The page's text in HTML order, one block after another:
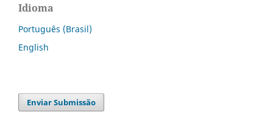
Idioma
Português (Brasil)
English
Enviar Submissão